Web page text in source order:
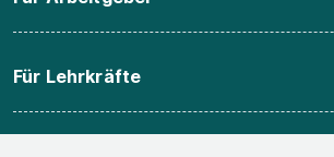
Für Lehrkräfte